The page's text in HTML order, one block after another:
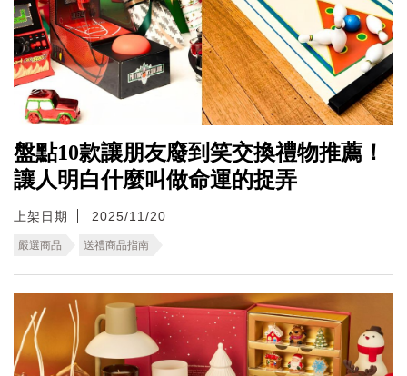
盤點10款讓朋友廢到笑交換禮物推薦！
讓人明白什麼叫做命運的捉弄
上架日期 2025/11/20
嚴選商品 送禮商品指南